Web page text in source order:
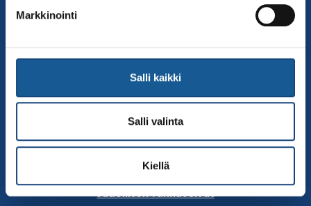
Markkinointi
Salli kaikki
Salli valinta
Kiellä
Kumppanit
Tapahtumakalenteri
Linkkejä
Materiaalit